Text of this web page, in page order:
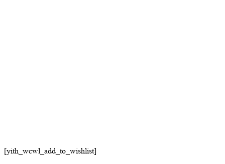
[yith_wcwl_add_to_wishlist]